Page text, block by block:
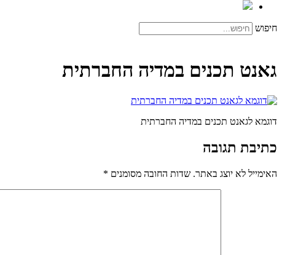
חיפוש
גאנט תכנים במדיה החברתית
דוגמא לגאנט תכנים במדיה החברתית
כתיבת תגובה
האימייל לא יוצג באתר. שדות החובה מסומנים *